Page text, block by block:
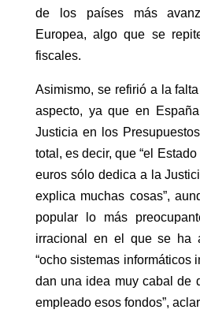
de los países más
Europea, algo que se
fiscales.
Asimismo, se refirió a la
aspecto, ya que en
Justicia en los
total, es decir, que “el
euros sólo dedica a la
explica muchas cosas”,
popular lo más
irracional en el que se ha
“ocho sistemas informáticos
dan una idea muy cabal de
empleado esos fondos”,